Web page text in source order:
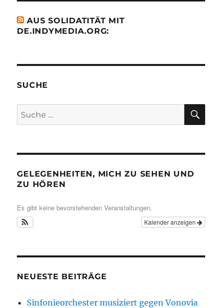
AUS SOLIDATITÄT MIT
DE.INDYMEDIA.ORG:
SUCHE
Suche
nach:
GELEGENHEITEN, MICH ZU SEHEN UND
ZU HÖREN
Es gibt keine bevorstehenden Veranstaltungen.
Kalender anzeigen
NEUESTE BEITRÄGE
Sinfonieorchester musiziert gegen Vonovia